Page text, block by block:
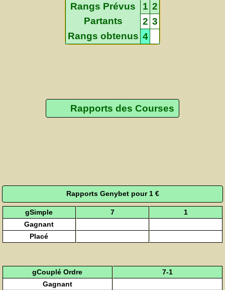
Rangs Prévus
1 2
Partants
2 3
Rangs obtenus 4
Rapports des Courses
Rapports Genybet pour 1 €
gSimple 7
1
Gagnant
Placé
gCouplé Ordre
7-1
Gagnant